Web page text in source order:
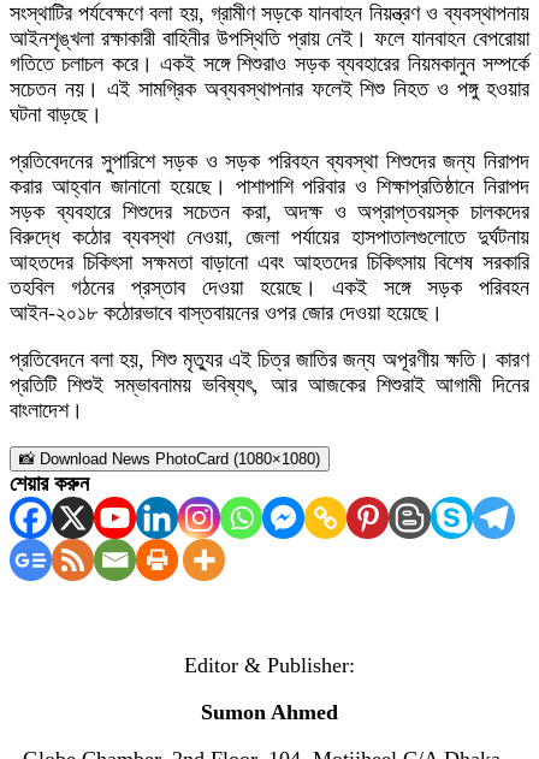
সংস্থাটির পর্যবেক্ষণে বলা হয়, গ্রামীণ সড়কে যানবাহন নিয়ন্ত্রণ ও ব্যবস্থাপনায়
আইনশৃঙ্খলা রক্ষাকারী বাহিনীর উপস্থিতি প্রায় নেই। ফলে যানবাহন বেপরোয়া
গতিতে চলাচল করে। একই সঙ্গে শিশুরাও সড়ক ব্যবহারের নিয়মকানুন সম্পর্কে
সচেতন নয়। এই সামগ্রিক অব্যবস্থাপনার ফলেই শিশু নিহত ও পঙ্গু হওয়ার
ঘটনা বাড়ছে।
প্রতিবেদনের সুপারিশে সড়ক ও সড়ক পরিবহন ব্যবস্থা শিশুদের জন্য নিরাপদ
করার আহ্বান জানানো হয়েছে। পাশাপাশি পরিবার ও শিক্ষাপ্রতিষ্ঠানে নিরাপদ
সড়ক ব্যবহারে শিশুদের সচেতন করা, অদক্ষ ও অপ্রাপ্তবয়স্ক চালকদের
বিরুদ্ধে কঠোর ব্যবস্থা নেওয়া, জেলা পর্যায়ের হাসপাতালগুলোতে দুর্ঘটনায়
আহতদের চিকিৎসা সক্ষমতা বাড়ানো এবং আহতদের চিকিৎসায় বিশেষ সরকারি
তহবিল গঠনের প্রস্তাব দেওয়া হয়েছে। একই সঙ্গে সড়ক পরিবহন
আইন-২০১৮ কঠোরভাবে বাস্তবায়নের ওপর জোর দেওয়া হয়েছে।
প্রতিবেদনে বলা হয়, শিশু মৃত্যুর এই চিত্র জাতির জন্য অপূরণীয় ক্ষতি। কারণ
প্রতিটি শিশুই সম্ভাবনাময় ভবিষ্যৎ, আর আজকের শিশুরাই আগামী দিনের
বাংলাদেশ।
📸 Download News PhotoCard (1080×1080)
শেয়ার করুন
Editor & Publisher:
Sumon Ahmed